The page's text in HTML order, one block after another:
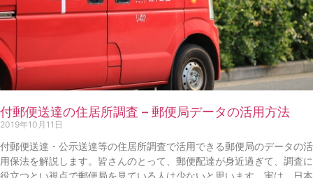
付郵便送達の住居所調査 – 郵便局データの活用方法
2019年10月11日
付郵便送達・公示送達等の住居所調査で活用できる郵便局のデータの活
用保法を解説します。皆さんのとって、郵便配達が身近過ぎて、調査に
役立つとい視点で郵便局を見ている人は少ないと思います。実は、日本